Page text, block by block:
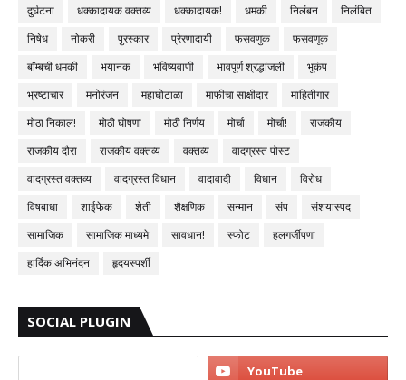
दुर्घटना
धक्कादायक वक्तव्य धक्कादायक! धमकी निलंबन
निलंबित
निषेध
नोकरी पुरस्कार प्रेरणादायी फसवणुक
फसवणूक
बॉम्बची धमकी
भयानक भविष्यवाणी भावपूर्ण श्रद्धांजली
भूकंप
भ्रष्टाचार
मनोरंजन महाघोटाळा माफीचा साक्षीदार
माहितीगार
मोठा निकाल!
मोठी घोषणा मोठी निर्णय मोर्चा मोर्चा!
राजकीय
राजकीय दौरा
राजकीय वक्तव्य वक्तव्य
वादग्रस्त पोस्ट
वादग्रस्त वक्तव्य
वादग्रस्त विधान वादावादी विधान
विरोध
विषबाधा
शाईफेक शेती शैक्षणिक सन्मान संप
संशयास्पद
सामाजिक
सामाजिक माध्यमे सावधान! स्फोट
हलगर्जीपणा
हार्दिक अभिनंदन
हृदयस्पर्शी
SOCIAL PLUGIN